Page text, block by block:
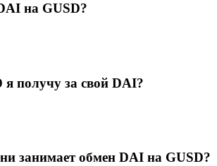
на GUSD?
получу за свой DAI?
занимает обмен DAI на GUSD?